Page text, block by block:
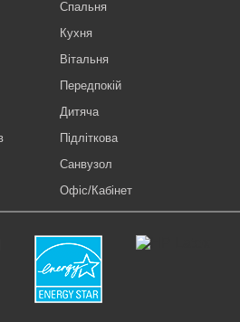
Спальня
Кухня
Вітальня
Передпокій
Дитяча
Підліткова
Санвузол
Офіс/Кабінет